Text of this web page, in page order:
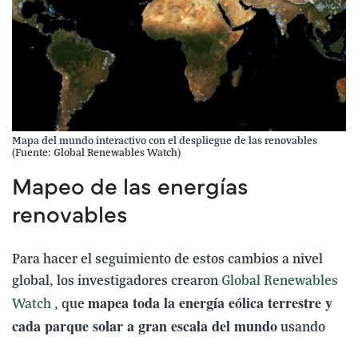
Mapa del mundo interactivo con el despliegue de las renovables
(Fuente: Global Renewables Watch)
Mapeo de las energías
renovables
Para hacer el seguimiento de estos cambios a nivel
global, los investigadores crearon Global Renewables
Watch , que mapea toda la energía eólica terrestre y
cada parque solar a gran escala del mundo usando